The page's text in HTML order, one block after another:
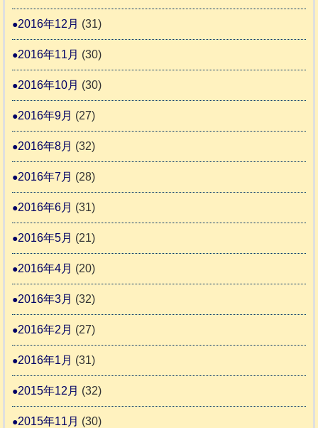
2016年12月 (31)
2016年11月 (30)
2016年10月 (30)
2016年9月 (27)
2016年8月 (32)
2016年7月 (28)
2016年6月 (31)
2016年5月 (21)
2016年4月 (20)
2016年3月 (32)
2016年2月 (27)
2016年1月 (31)
2015年12月 (32)
2015年11月 (30)